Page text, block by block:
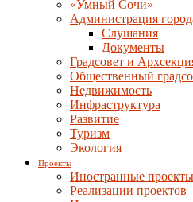
«Умный Сочи»
Администрация
Слушания
Документы
Градсовет и
Общественный
Недвижимость
Инфраструктура
Развитие
Туризм
Экология
Проекты
Иностранные
Реализации проектов